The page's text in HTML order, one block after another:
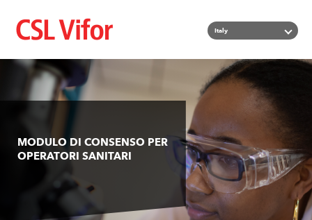
contenuto
principale
Italy
Mostra
MODULO DI CONSENSO PER
OPERATORI SANITARI